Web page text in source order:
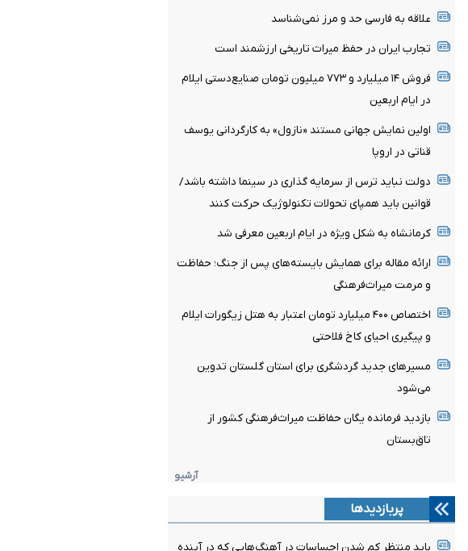
علاقه به فارسی حد و مرز نمی‌شناسد
تجارب ایران در حفظ میراث تاریخی ارزشمند است
فروش ۱۴ میلیارد و ۷۷۳ میلیون تومان صنایع‌دستی ایلام
در ایام اربعین
اولین نمایش جهانی مستند «نازول» به کارگردانی یوسف
قناتی در اروپا
دولت نباید ترس از سرمایه گذاری در سینما داشته باشد/
قوانین باید همپای تحولات تکنولوژیک حرکت کنند
کرمانشاه به شکل ویژه در ایام اربعین معرفی شد
ارائه مقاله برای همایش بایسته‌های پس از جنگ؛ حفاظت
و مرمت میراث‌فرهنگی
اختصاص ۴۰۰ میلیارد تومان اعتبار به هتل زیگورات ایلام
و پیگیری احیای کاخ فلاحتی
مسیرهای جدید گردشگری برای استان گلستان تدوین
می‌شود
بازدید فرمانده یگان حفاظت میراث‌فرهنگی کشور از
تاق‌بستان
آرشیو
پربازدیدها
باید منتظر کم شدن احساسات در آهنگ‌هایی که در آینده